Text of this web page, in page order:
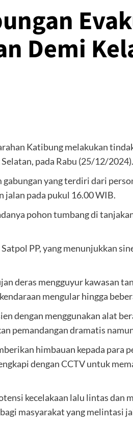
Demi
Katibung melakukan
pada Rabu (25/12/2024).
yang terdiri dari
jalan pada pukul 16.00 WIB.
pohon tumbang di
PP, yang menunjukkan
deras mengguyur kawasan
mengular hingga
dengan menggunakan alat
pemandangan dramatis
himbauan kepada
dengan CCTV untuk
kecelakaan lalu lintas dan
masyarakat yang melintasi